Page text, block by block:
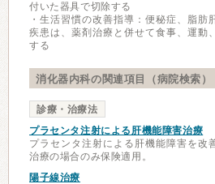
付いた器具で切除する
・生活習慣の改善指導：便秘症、脂肪
疾患は、薬剤治療と併せて食事、運動
する
消化器内科の関連項目（病院検索）
診療・治療法
プラセンタ注射による肝機能障害治療
プラセンタ注射による肝機能障害を改
治療の場合のみ保険適用。
陽子線治療